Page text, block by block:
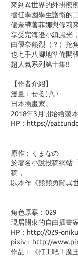
來到異世界的外掛熊
擔任學園學生護衛的
優奈帶著菲娜與修莉
享受完海邊小鎮風光，
由優奈熱烈（？）挖
也七手八腳地準備開
超人氣系列第十集!!
【作者介紹】
漫畫：せるげい
日本插畫家。
2018年3月開始繪製本
HP：https://
原作：くまなの
於著名小說投稿網站
稿，
以本作《熊熊勇闖異
角色原案：029
現居關東的自由插畫家
HP：http://029-
pixiv：http://
作品：《打工吧！魔